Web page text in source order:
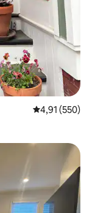
4,91 de uma
4,91 (550)